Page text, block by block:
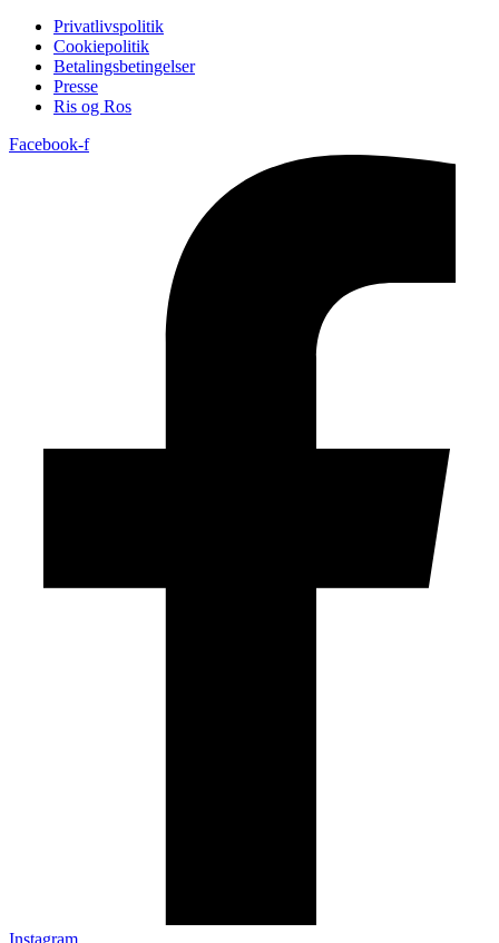
Privatlivspolitik
Cookiepolitik
Betalingsbetingelser
Presse
Ris og Ros
Facebook-f
Instagram